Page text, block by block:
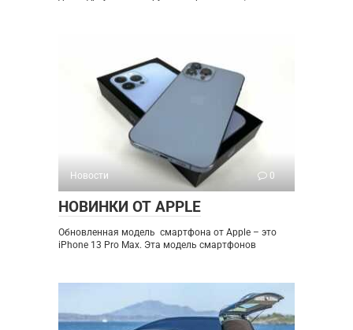
Новости 0
НОВИНКИ ОТ APPLE
Обновленная модель смартфона от Apple – это
iPhone 13 Pro Max. Эта модель смартфонов